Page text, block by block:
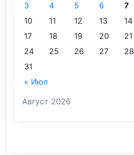
Август 2026
« Июл
3
4 5 6 7
10
11 12 13 14
17
18 19 20 21
24
25 26 27 28
31